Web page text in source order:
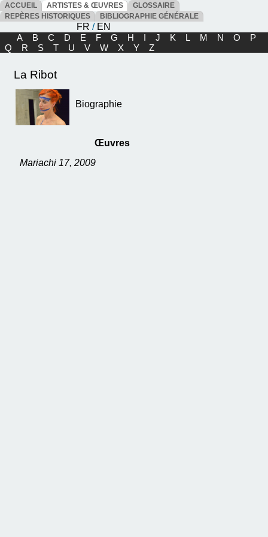
ACCUEIL ARTISTES & ŒUVRES
GLOSSAIRE
REPÈRES HISTORIQUES
BIBLIOGRAPHIE GÉNÉRALE
FR / EN
A
B C D E F G H I J K L M N O
P
Q
R S T U V W X Y Z